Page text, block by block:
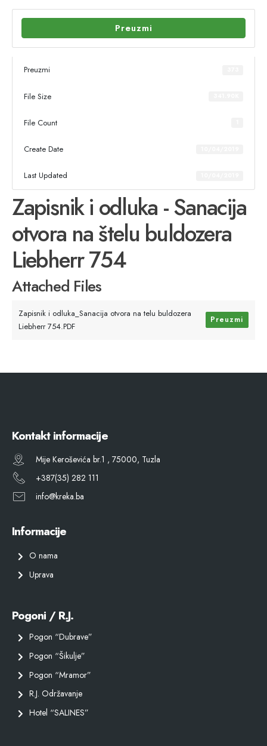
Preuzmi
Preuzmi
File Size
File Count
Create Date
Last Updated
Zapisnik i odluka - Sanacija
otvora na štelu buldozera
Liebherr 754
Attached Files
Zapisnik i odluka_Sanacija otvora na telu buldozera
Liebherr 754.PDF
Preuzmi
Kontakt informacije
Mije Keroševića br.1 , 75000, Tuzla
+387(35) 282 111
info@kreka.ba
Informacije
O nama
Uprava
Pogoni / R.J.
Pogon “Dubrave”
Pogon “Šikulje”
Pogon “Mramor”
R.J. Održavanje
Hotel “SALINES”